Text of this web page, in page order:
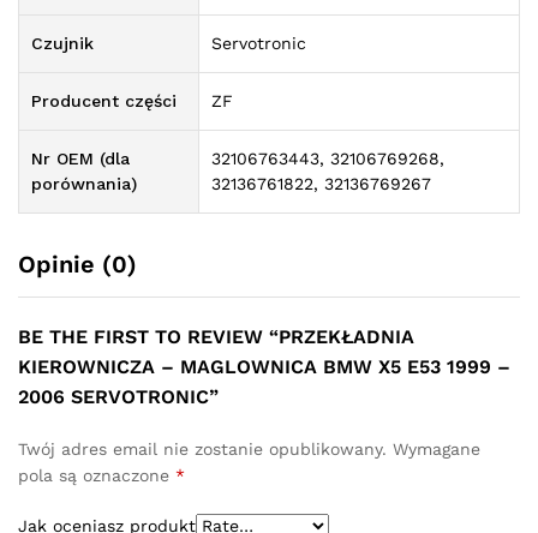
Czujnik Servotronic
Producent części ZF
Nr OEM (dla
porównania)
32106763443, 32106769268,
32136761822, 32136769267
Opinie (0)
BE THE FIRST TO REVIEW “PRZEKŁADNIA
KIEROWNICZA – MAGLOWNICA BMW X5 E53 1999 –
2006 SERVOTRONIC”
Twój adres email nie zostanie opublikowany. Wymagane
pola są oznaczone *
Jak oceniasz produkt